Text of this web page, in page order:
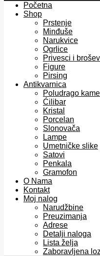
Početna
Shop
Prstenje
Minđuše
Narukvice
Ogrlice
Privesci i
Figure
Pirsing
Antikvarnica
Poludrago
Ćilibar
Kristal
Porcelan
Slonovača
Lampe
Umetničke slike
Satovi
Penkala
Gramofon
O Nama
Kontakt
Moj nalog
Narudžbine
Preuzimanja
Adrese
Detalji naloga
Lista želja
Zaboravljena